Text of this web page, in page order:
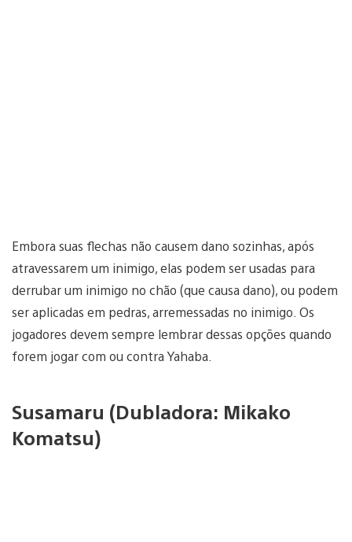
Embora suas flechas não causem dano sozinhas, após
atravessarem um inimigo, elas podem ser usadas para
derrubar um inimigo no chão (que causa dano), ou podem
ser aplicadas em pedras, arremessadas no inimigo. Os
jogadores devem sempre lembrar dessas opções quando
forem jogar com ou contra Yahaba.
Susamaru (Dubladora: Mikako
Komatsu)